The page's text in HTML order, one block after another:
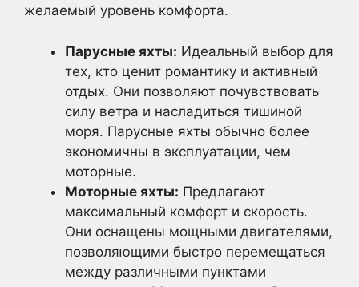
желаемый уровень комфорта.
Парусные яхты: Идеальный выбор для
тех, кто ценит романтику и активный
отдых. Они позволяют почувствовать
силу ветра и насладиться тишиной
моря. Парусные яхты обычно более
экономичны в эксплуатации, чем
моторные.
Моторные яхты: Предлагают
максимальный комфорт и скорость.
Они оснащены мощными двигателями,
позволяющими быстро перемещаться
между различными пунктами